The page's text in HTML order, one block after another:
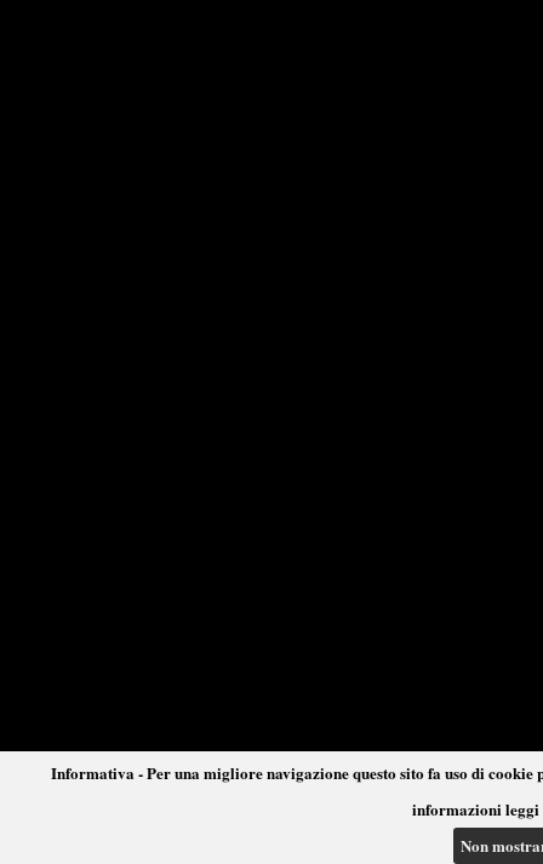
Informativa - Per una migliore navigazione questo sito fa uso di
informazioni leggi
Non